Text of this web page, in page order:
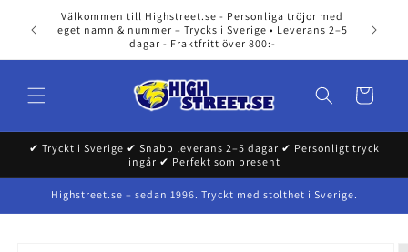
Skip to
content
Välkommen till Highstreet.se - Personliga tröjor med
eget namn & nummer – Trycks i Sverige • Leverans 2–5
dagar - Fraktfritt över 800:-
Cart
✔ Tryckt i Sverige ✔ Snabb leverans 2–5 dagar ✔ Personligt tryck
ingår ✔ Perfekt som present
Highstreet.se – sedan 1996. Tryckt med stolthet i Sverige.